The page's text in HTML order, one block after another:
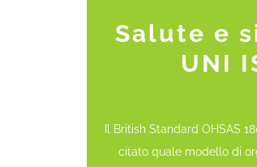
Salute e
UNI
Il British Standard OHSAS
citato quale modello di